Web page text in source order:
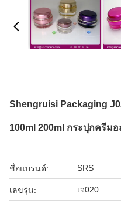
Shengruisi Packaging
100ml 200ml กระปุกครีม
ชื่อแบรนด์: SRS
เลขรุ่น: เจ020